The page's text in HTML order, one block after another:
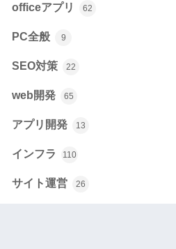
officeアプリ 62
PC全般 9
SEO対策 22
web開発 65
アプリ開発 13
インフラ 110
サイト運営 26